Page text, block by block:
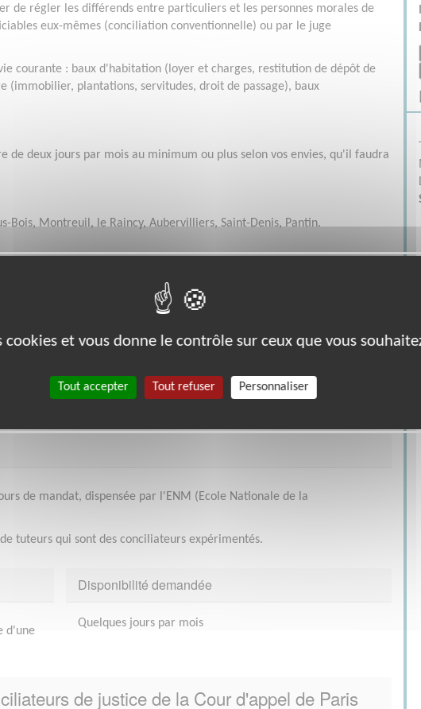
de régler les différends entre particuliers et les personnes morales de
eux-mêmes (conciliation conventionnelle) ou par le juge
courante : baux d'habitation (loyer et charges, restitution de dépôt de
(immobilier, plantations, servitudes, droit de passage), baux
de deux jours par mois au minimum ou plus selon vos envies, qu'il faudra
Bois, Montreuil, le Raincy, Aubervilliers, Saint-Denis, Pantin.
de mandat, dispensée par l'ENM (Ecole Nationale de la
tuteurs qui sont des conciliateurs expérimentés.
d'une
Disponibilité demandée
Quelques jours par mois
de justice de la Cour d'appel de Paris
cookies et vous donne le contrôle sur ceux que vous
Tout accepter Tout refuser Personnaliser